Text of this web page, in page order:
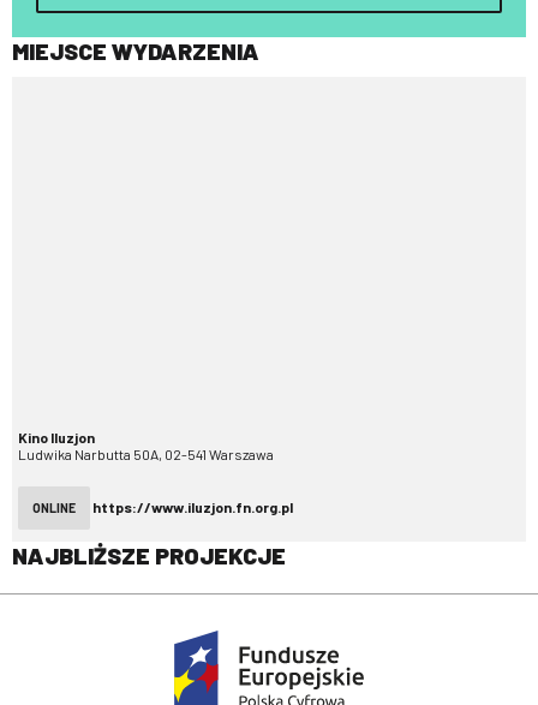
MIEJSCE WYDARZENIA
Kino Iluzjon
Ludwika Narbutta 50A, 02-541 Warszawa
ONLINE https://www.iluzjon.fn.org.pl
NAJBLIŻSZE PROJEKCJE